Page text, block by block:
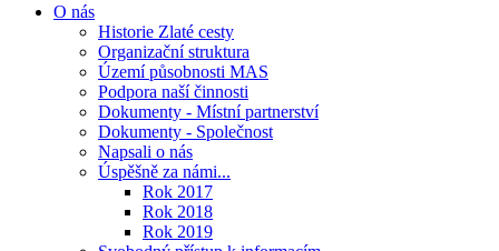
O nás
Historie Zlaté cesty
Organizační struktura
Území působnosti MAS
Podpora naší činnosti
Dokumenty - Místní partnerství
Dokumenty - Společnost
Napsali o nás
Úspěšně za námi...
Rok 2017
Rok 2018
Rok 2019